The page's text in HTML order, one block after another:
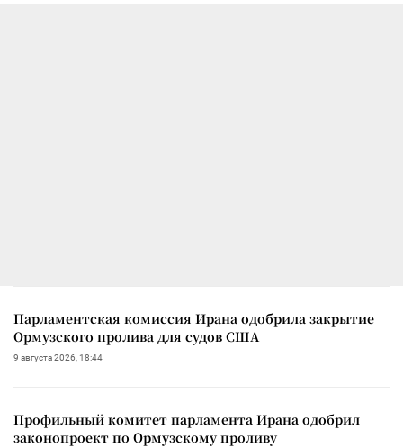
Парламентская комиссия Ирана одобрила закрытие
Ормузского пролива для судов США
9 августа 2026, 18:44
Профильный комитет парламента Ирана одобрил
законопроект по Ормузскому проливу